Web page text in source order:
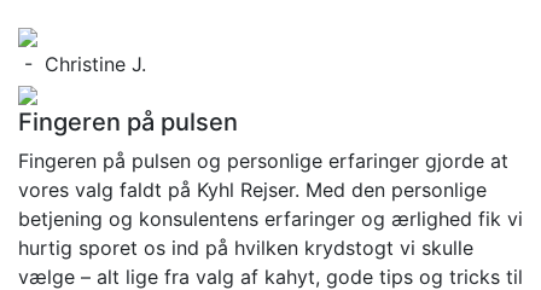
- Christine J.
Fingeren på pulsen
Fingeren på pulsen og personlige erfaringer gjorde at
vores valg faldt på Kyhl Rejser. Med den personlige
betjening og konsulentens erfaringer og ærlighed fik vi
hurtig sporet os ind på hvilken krydstogt vi skulle
vælge – alt lige fra valg af kahyt, gode tips og tricks til